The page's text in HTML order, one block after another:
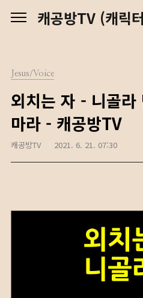
Jesus/Voice
외치는 자 - 니골라
마라 - 캐공방TV
캐공방TV 2021. 6. 21. 07:30